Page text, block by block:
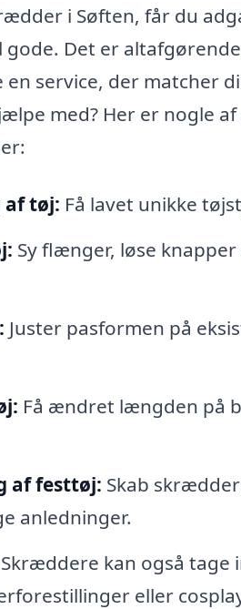
i Søften, får du
Det er
service, der matcher
med? Her er nogle
af tøj: Få lavet unikke
Sy flænger, løse
Juster pasformen på
Få ændret længden på
af festtøj: Skab
anledninger.
Skræddere kan også tage
eller